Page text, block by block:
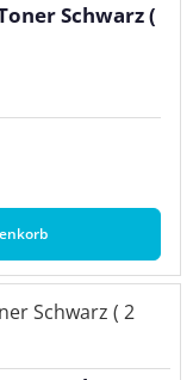
Schwarz (